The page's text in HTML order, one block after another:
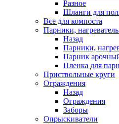
Разное
Шланги для
Все для компоста
Парники,
Назад
Парники,
Парник
Пленка для
Приствольные круги
Ограждения
Назад
Ограждения
Заборы
Опрыскиватели